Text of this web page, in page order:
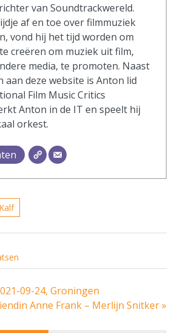
van Soundtrackwereld.
af en toe over filmmuziek
vond hij het tijd worden om
creëren om muziek uit film,
media, te promoten. Naast
aan deze website is Anton lid
Film Music Critics
Anton in de IT en speelt hij
orkest.
09-24, Groningen
Anne Frank – Merlijn Snitker »